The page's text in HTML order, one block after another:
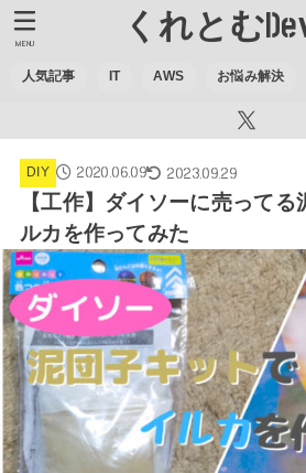
くれとむ
人気記事 IT AWS お悩み解決
MENU
DIY 2020.06.09 2023.09.29
【工作】ダイソーに売って
ルカを作ってみた